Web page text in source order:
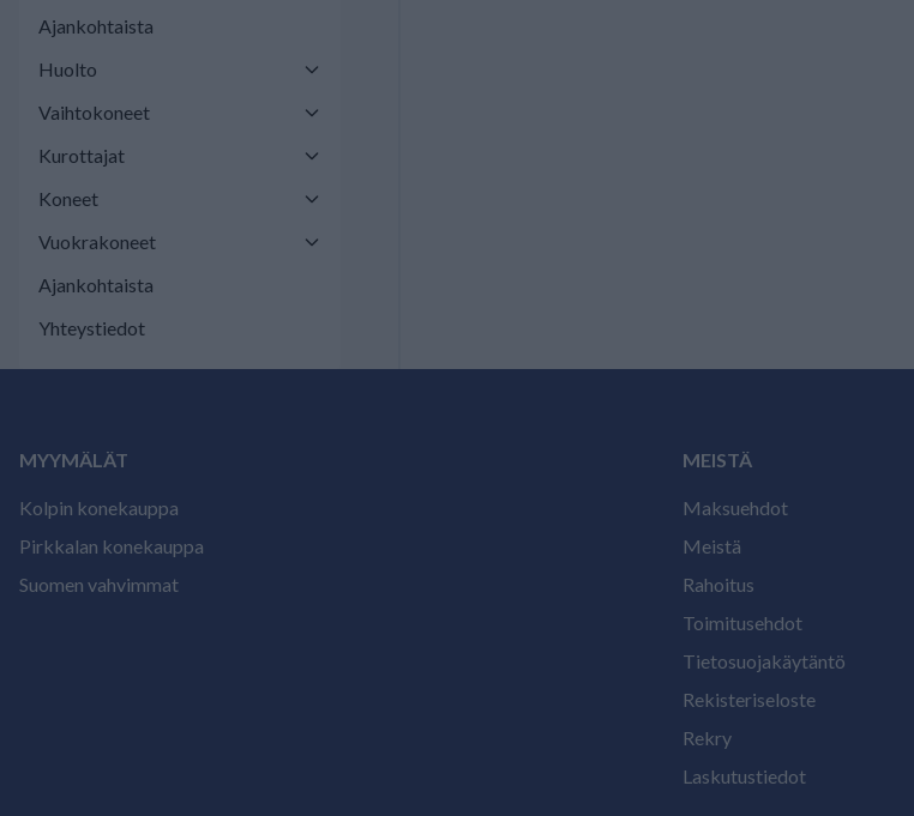
Ajankohtaista
Huolto
Vaihtokoneet
Kurottajat
Koneet
Vuokrakoneet
Ajankohtaista
Yhteystiedot
MYYMÄLÄT
Kolpin konekauppa
Pirkkalan konekauppa
Suomen vahvimmat
MEISTÄ
Maksuehdot
Meistä
Rahoitus
Toimitusehdot
Tietosuojakäytäntö
Rekisteriseloste
Rekry
Laskutustiedot